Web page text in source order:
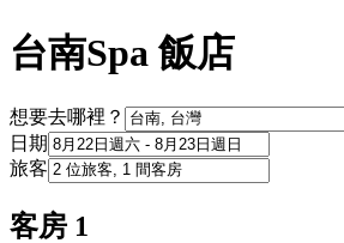
台南Spa 飯店
想要去哪裡？
日期
旅客
客房 1